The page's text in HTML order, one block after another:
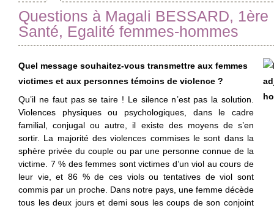
Questions à Magali BESSARD, 1ère
Santé, Egalité femmes-hommes
Quel message souhaitez-vous transmettre aux femmes
victimes et aux personnes témoins de violence ?
Qu’il ne faut pas se taire ! Le silence n’est pas la solution.
Violences physiques ou psychologiques, dans le cadre
familial, conjugal ou autre, il existe des moyens de s’en
sortir. La majorité des violences commises le sont dans la
sphère privée du couple ou par une personne connue de la
victime. 7 % des femmes sont victimes d’un viol au cours de
leur vie, et 86 % de ces viols ou tentatives de viol sont
commis par un proche. Dans notre pays, une femme décède
tous les deux jours et demi sous les coups de son conjoint